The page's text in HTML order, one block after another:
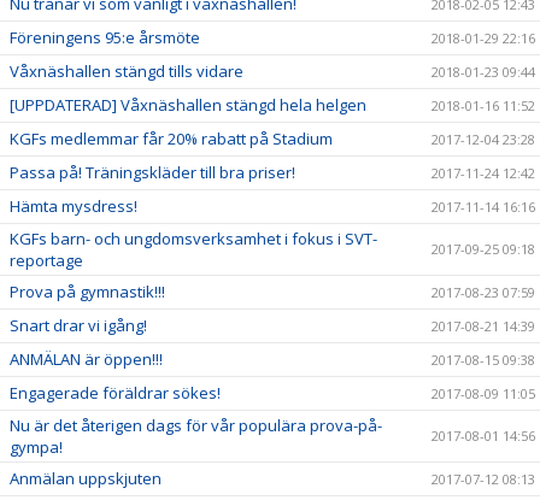
2018-02-05 12:43
Föreningens 95:e årsmöte 2018-01-29 22:16
Våxnäshallen stängd tills vidare 2018-01-23 09:44
[UPPDATERAD] Våxnäshallen stängd hela helgen 2018-01-16 11:52
KGFs medlemmar får 20% rabatt på Stadium 2017-12-04 23:28
Passa på! Träningskläder till bra priser! 2017-11-24 12:42
Hämta mysdress! 2017-11-14 16:16
KGFs barn- och ungdomsverksamhet i fokus i SVT-
reportage
2017-09-25 09:18
Prova på gymnastik!!! 2017-08-23 07:59
Snart drar vi igång! 2017-08-21 14:39
ANMÄLAN är öppen!!! 2017-08-15 09:38
Engagerade föräldrar sökes! 2017-08-09 11:05
Nu är det återigen dags för vår populära prova-på-
gympa!
2017-08-01 14:56
Anmälan uppskjuten 2017-07-12 08:13